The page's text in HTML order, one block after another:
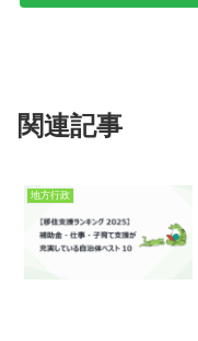
関連記事
地方行政